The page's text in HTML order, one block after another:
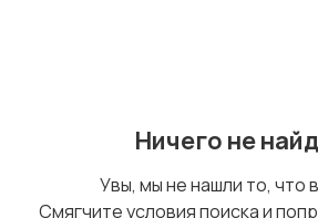
Ничего не
Увы, мы не нашли то, что
Смягчите условия поиска и